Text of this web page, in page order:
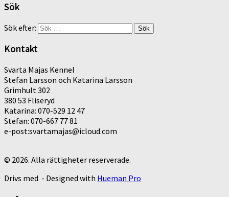
Sök
Sök efter:
Kontakt
Svarta Majas Kennel
Stefan Larsson och Katarina Larsson
Grimhult 302
380 53 Fliseryd
Katarina: 070-529 12 47
Stefan: 070-667 77 81
e-post:svartamajas@icloud.com
© 2026. Alla rättigheter reserverade.
Drivs med - Designed with Hueman Pro